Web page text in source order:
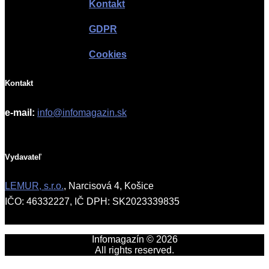
Kontakt
GDPR
Cookies
Kontakt
e-mail: info@infomagazin.sk
Vydavateľ
LEMUR, s.r.o., Narcisová 4, Košice
IČO: 46332227, IČ DPH: SK2023339835
Infomagazín © 2026
All rights reserved.